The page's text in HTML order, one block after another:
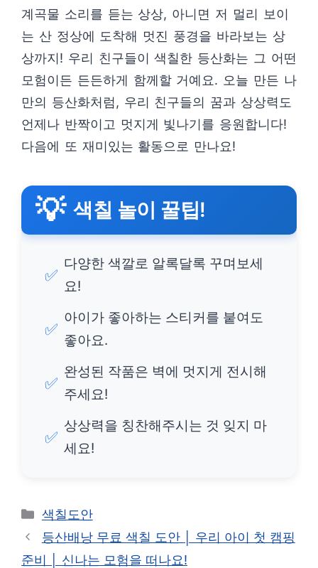
계곡물 소리를 듣는 상상, 아니면 저 멀리 보이
는 산 정상에 도착해 멋진 풍경을 바라보는 상
상까지! 우리 친구들이 색칠한 등산화는 그 어떤
모험이든 든든하게 함께할 거예요. 오늘 만든 나
만의 등산화처럼, 우리 친구들의 꿈과 상상력도
언제나 반짝이고 멋지게 빛나기를 응원합니다!
다음에 또 재미있는 활동으로 만나요!
💡 색칠 놀이 꿀팁!
✅
다양한 색깔로 알록달록 꾸며보세
요!
✅
아이가 좋아하는 스티커를 붙여도
좋아요.
✅
완성된 작품은 벽에 멋지게 전시해
주세요!
✅
상상력을 칭찬해주시는 것 잊지 마
세요!
카
테
고
색칠도안
등산배낭 무료 색칠 도안 │ 우리 아이 첫 캠핑
준비 │ 신나는 모험을 떠나요!